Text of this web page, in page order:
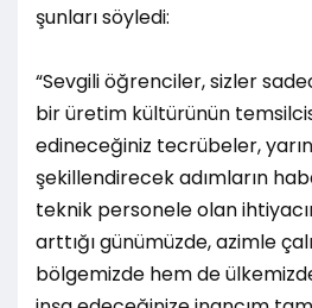
şunları söyledi:
“Sevgili öğrenciler, sizler
bir üretim kültürünün
edineceğiniz tecrübeler,
şekillendirecek adımların
teknik personele olan
arttığı günümüzde, azimle
bölgemizde hem de